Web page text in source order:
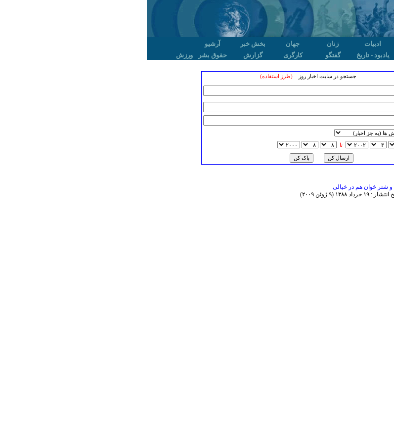
ادبیات زنان جهان بخش خبر
آرشیو
یادبود - تاریخ گفتگو کارگری گزارش حقوق بشر ورزش
جستجو در سایت اخبار روز(طرز استفاده)
تا
و شتر خوان هم در خیالی
۱٣٨٨ (۹ ژوئن ۲۰۰۹)